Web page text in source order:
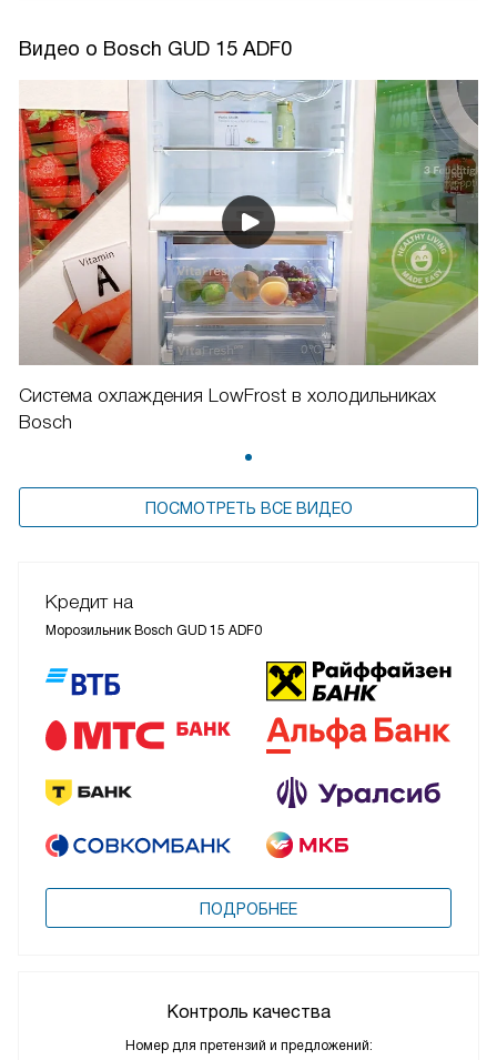
Видео о Bosch GUD 15 ADF0
Система охлаждения LowFrost в холодильниках
Bosch
ПОСМОТРЕТЬ ВСЕ ВИДЕО
Кредит на
Морозильник Bosch GUD 15 ADF0
ПОДРОБНЕЕ
Контроль качества
Номер для претензий и предложений: